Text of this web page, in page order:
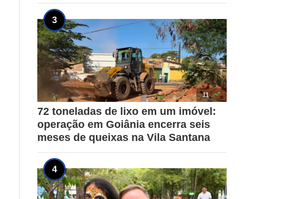
11 
72 toneladas de lixo em um imóvel:
operação em Goiânia encerra seis
meses de queixas na Vila Santana